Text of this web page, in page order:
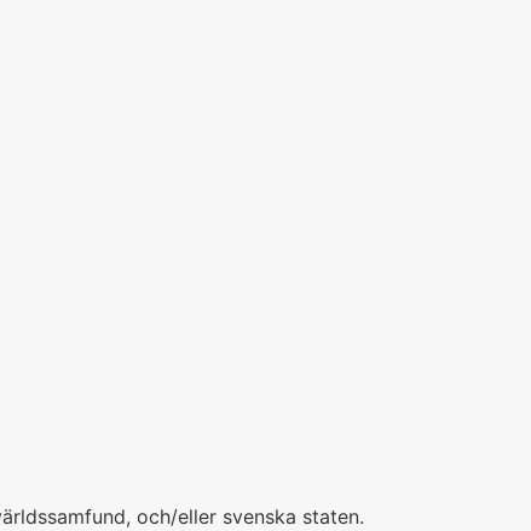
och/eller svenska staten.